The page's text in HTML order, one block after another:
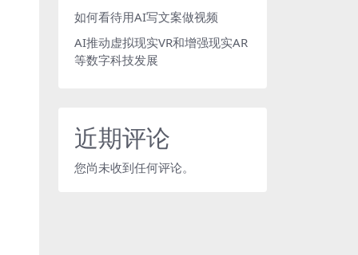
如何看待用AI写文案做视频
AI推动虚拟现实VR和增强现实AR
等数字科技发展
近期评论
您尚未收到任何评论。